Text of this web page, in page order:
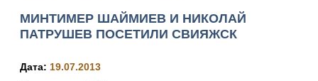
МИНТИМЕР ШАЙМИЕВ И НИКОЛАЙ
ПАТРУШЕВ ПОСЕТИЛИ СВИЯЖСК
Дата: 19.07.2013